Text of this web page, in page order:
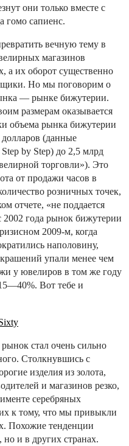
они только вместе с
гомо сапиенс.
вечную тему в
магазинов
а их оборот существенно
Но мы поговорим о
— рынке бижутерии.
размерам оказывается
объема рынка бижутерии
(данные
by Step) до 2,5 млрд
торговли»). Это
от продажи часов в
розничных точек,
отчете, «не поддается
года рынок бижутерии
2009-м, когда
наполовину,
упали менее чем
у ювелиров в том же году
Вот тебе и
стал очень сильно
Столкнувшись с
изделия из золота,
и магазинов резко,
серебряных
к тому, что мы привыкли
Похожие тенденции
и в других странах.